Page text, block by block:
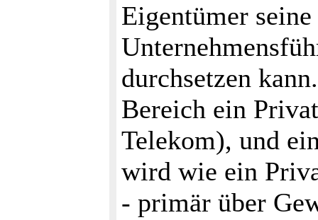
Eigentümer
durchsetzen
Bereich ein
Telekom), und
wird wie ein
- primär über